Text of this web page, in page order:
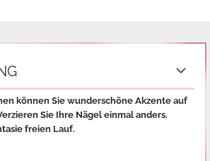
können Sie wunderschöne Akzente auf
Sie Ihre Nägel einmal anders.
freien Lauf.